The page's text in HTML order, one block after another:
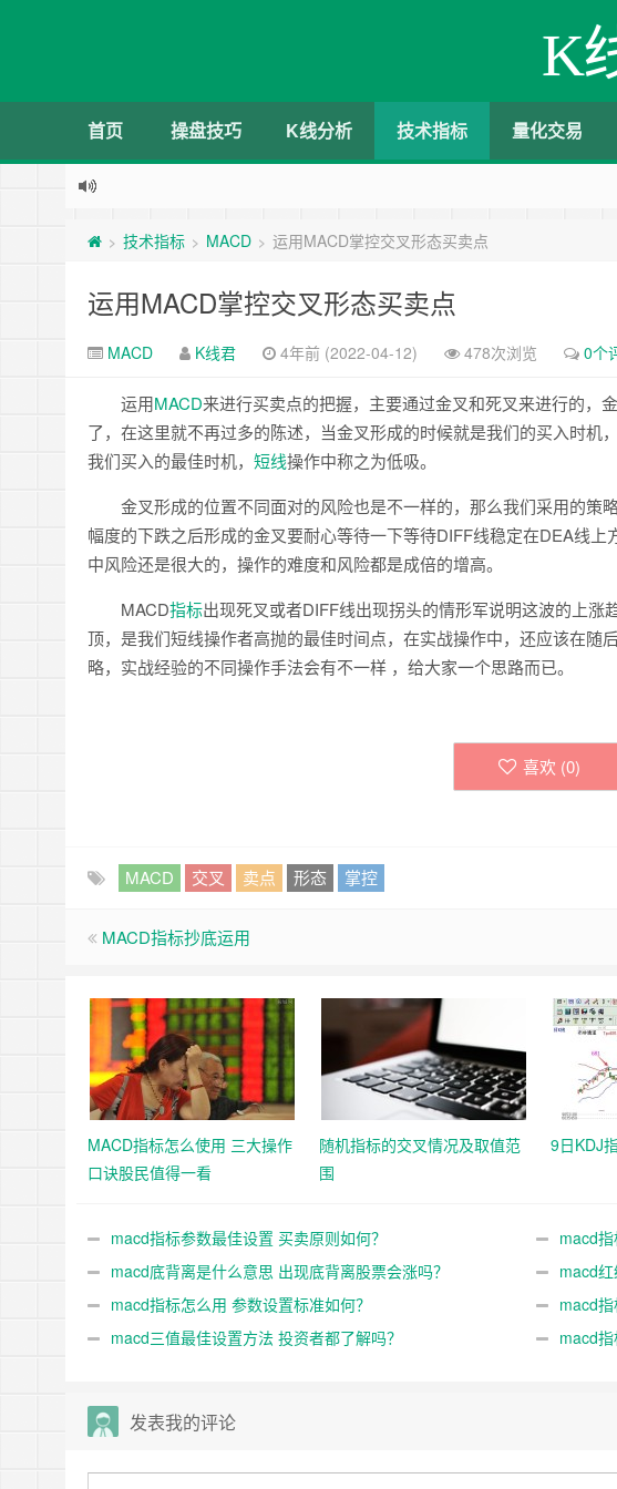
K
首页 操盘技巧 K线分析 技术指标 量化交易
> 技术指标 > MACD > 运用MACD掌控交叉形态买卖点
运用MACD掌控交叉形态买卖点
MACD K线君 4年前 (2022-04-12) 478次浏览 0个
运用MACD来进行买卖点的把握，主要通过金叉和死叉来进行的，
了，在这里就不再过多的陈述，当金叉形成的时候就是我们的买入时机
我们买入的最佳时机， 短线操作中称之为低吸。
金叉形成的位置不同面对的风险也是不一样的，那么我们采用的策
幅度的下跌之后形成的金叉要耐心等待一下等待DIFF线稳定在DEA线
中风险还是很大的，操作的难度和风险都是成倍的增高。
MACD指标出现死叉或者DIFF线出现拐头的情形军说明这波的上
顶，是我们短线操作者高抛的最佳时间点，在实战操作中，还应该在随
略，实战经验的不同操作手法会有不一样 ，给大家一个思路而已。
喜欢 (0)
MACD 交叉 卖点 形态 掌控
MACD指标抄底运用
MACD指标怎么使用 三大操作
口诀股民值得一看
随机指标的交叉情况及取值范
围
9日KDJ
macd指标参数最佳设置 买卖原则如何？
macd
macd底背离是什么意思 出现底背离股票会涨吗？
macd
macd指标怎么用 参数设置标准如何？
macd指
macd三值最佳设置方法 投资者都了解吗？
macd指
发表我的评论